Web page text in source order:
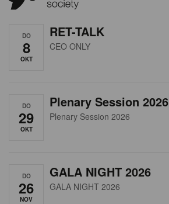
DO
8
OKT
RET-TALK
CEO ONLY
DO
29
OKT
Plenary Session 2026
Plenary Session 2026
DO
26
NOV
GALA NIGHT 2026
GALA NIGHT 2026